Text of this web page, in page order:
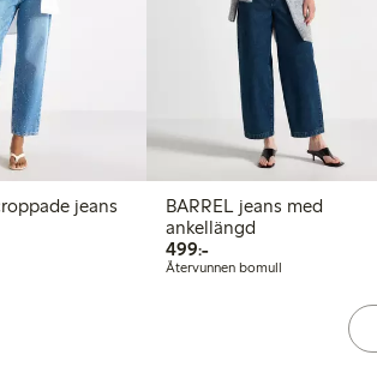
jeans
BARREL jeans med
ankellängd
499:-499,00 kr
Återvunnen bomull